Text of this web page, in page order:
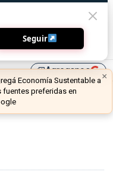
library_addAgreganos
Seguir